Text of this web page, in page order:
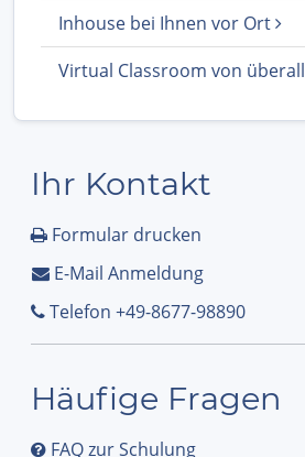
Inhouse bei Ihnen vor Ort
Virtual Classroom von überall
Ihr Kontakt
Formular drucken
E-Mail Anmeldung
Telefon +49-8677-98890
Häufige Fragen
FAQ zur Schulung